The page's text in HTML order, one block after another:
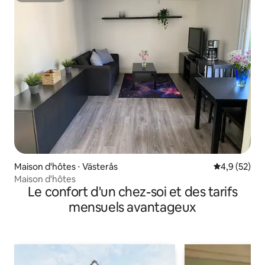
Maison d'hôtes ⋅ Västerås Évaluation
4,9 (52)
Maison d'hôtes
Le confort d'un chez-soi et des tarifs
mensuels avantageux